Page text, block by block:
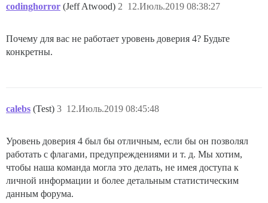
codinghorror (Jeff Atwood) 12.Июль.2019 08:38:27
2
Почему для вас не работает уровень доверия 4? Будьте
конкретны.
calebs (Test) 12.Июль.2019 08:45:48
3
Уровень доверия 4 был бы отличным, если бы он позволял
работать с флагами, предупреждениями и т. д. Мы хотим,
чтобы наша команда могла это делать, не имея доступа к
личной информации и более детальным статистическим
данным форума.